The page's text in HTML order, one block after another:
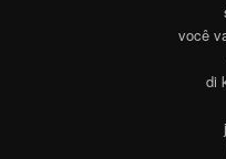
você
di